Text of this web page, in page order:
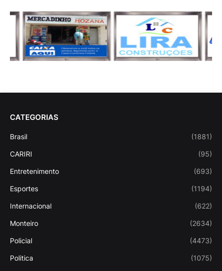
CATEGORIAS
Brasil (1881)
CARIRI (95)
Entretenimento (693)
Esportes (1194)
Internacional (622)
Monteiro (2634)
Policial (4473)
Politica (1075)